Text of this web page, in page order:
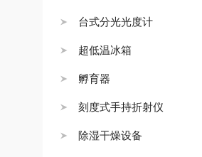
台式分光光度计
超低温冰箱
孵育器
刻度式手持折射仪
除湿干燥设备